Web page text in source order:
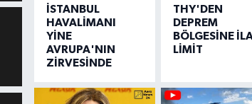
İSTANBUL
HAVALİMANI
YİNE
AVRUPA'NIN
ZİRVESİNDE
THY'DEN
DEPREM
BÖLGESİNE
LİMİT